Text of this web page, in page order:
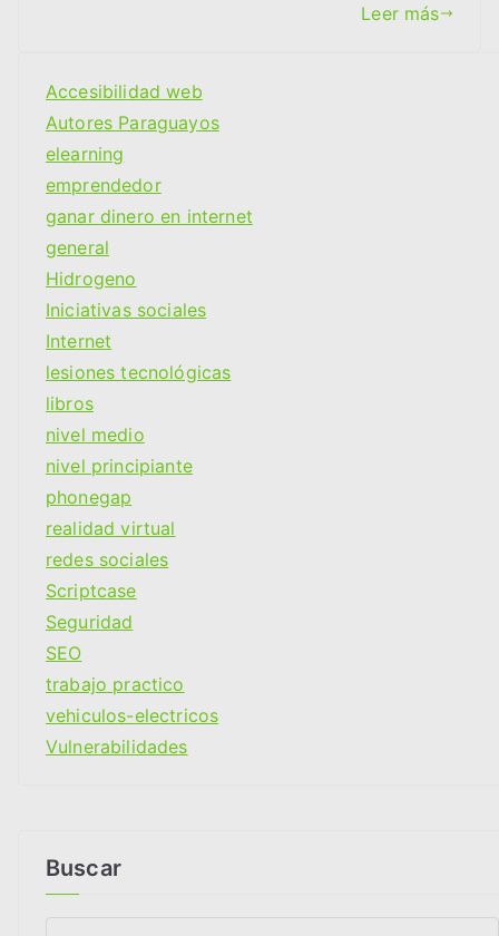
Leer más
Accesibilidad web
Autores Paraguayos
elearning
emprendedor
ganar dinero en internet
general
Hidrogeno
Iniciativas sociales
Internet
lesiones tecnológicas
libros
nivel medio
nivel principiante
phonegap
realidad virtual
redes sociales
Scriptcase
Seguridad
SEO
trabajo practico
vehiculos-electricos
Vulnerabilidades
Buscar